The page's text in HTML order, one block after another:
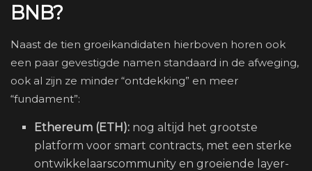
BNB?
Naast de tien groeikandidaten hierboven horen ook
een paar gevestigde namen standaard in de afweging,
ook al zijn ze minder “ontdekking” en meer
“fundament”:
Ethereum (ETH): nog altijd het grootste
platform voor smart contracts, met een sterke
ontwikkelaarscommunity en groeiende layer-